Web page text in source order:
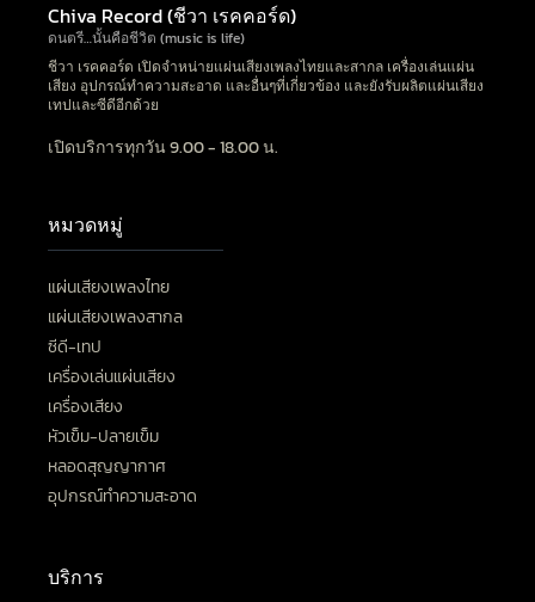
Chiva Record (ชีวา เรคคอร์ด)
ดนตรี…นั้นคือชีวิต (music is life)
ชีวา เรคคอร์ด เปิดจำหน่ายแผ่นเสียงเพลงไทยและสากล เครื่องเล่นแผ่น
เสียง อุปกรณ์ทำความสะอาด และอื่นๆที่เกี่ยวข้อง และยังรับผลิตแผ่นเสียง
เทปและซีดีอีกด้วย
เปิดบริการทุกวัน 9.00 - 18.00 น.
หมวดหมู่
แผ่นเสียงเพลงไทย
แผ่นเสียงเพลงสากล
ซีดี-เทป
เครื่องเล่นแผ่นเสียง
เครื่องเสียง
หัวเข็ม-ปลายเข็ม
หลอดสุญญากาศ
อุปกรณ์ทำความสะอาด
บริการ